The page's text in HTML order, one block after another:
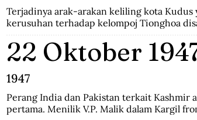
Terjadinya arak-arakan keliling kota Kudus
kerusuhan terhadap kelompoj Tionghoa
22 Oktober
1947
Perang India dan Pakistan terkait Kashmir
pertama. Menilik V.P. Malik dalam Kargil